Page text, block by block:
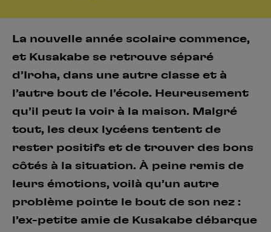
La nouvelle année scolaire commence,
et Kusakabe se retrouve séparé
d’Iroha, dans une autre classe et à
l’autre bout de l’école. Heureusement
qu’il peut la voir à la maison. Malgré
tout, les deux lycéens tentent de
rester positifs et de trouver des bons
côtés à la situation. À peine remis de
leurs émotions, voilà qu’un autre
problème pointe le bout de son nez :
l’ex-petite amie de Kusakabe débarque